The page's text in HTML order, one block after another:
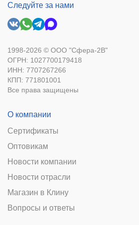
Следуйте за нами
1998-2026 © ООО "Сфера-2В"
ОГРН: 1027700179418
ИНН: 7707267266
КПП: 771801001
Все права защищены
О компании
Сертификаты
Оптовикам
Новости компании
Новости отрасли
Магазин в Клину
Вопросы и ответы